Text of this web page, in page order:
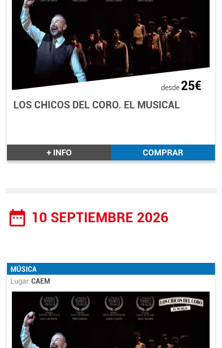
desde 25€
LOS CHICOS DEL CORO. EL MUSICAL
+ INFO COMPRAR
date_range 10 SEPTIEMBRE 2026
MÚSICA
Lugar: CAEM